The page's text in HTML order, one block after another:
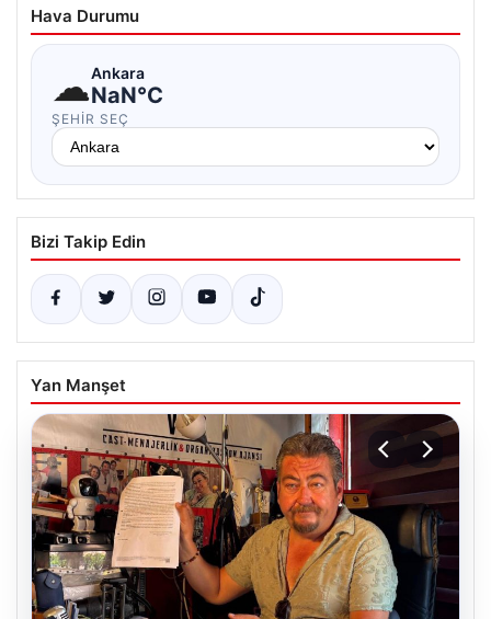
Hava Durumu
☁Ankara
NaN°C
ŞEHIR SEÇ
Bizi Takip Edin
Yan Manşet